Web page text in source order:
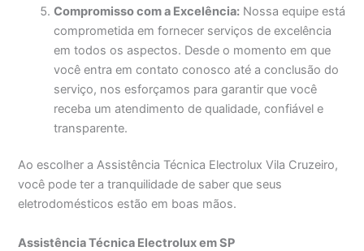
Compromisso com a Excelência: Nossa equipe está
comprometida em fornecer serviços de excelência
em todos os aspectos. Desde o momento em que
você entra em contato conosco até a conclusão do
serviço, nos esforçamos para garantir que você
receba um atendimento de qualidade, confiável e
transparente.
Ao escolher a Assistência Técnica Electrolux Vila Cruzeiro,
você pode ter a tranquilidade de saber que seus
eletrodomésticos estão em boas mãos.
Assistência Técnica Electrolux em SP